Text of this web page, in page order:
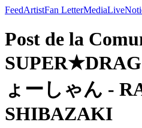
FeedArtistFan LetterMediaLive
Post de la
ょーしゃん -
SHIBAZAKI